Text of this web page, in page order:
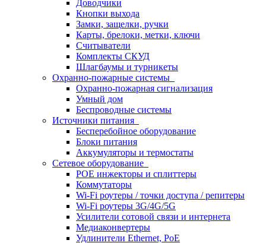
Доводчики
Кнопки выхода
Замки, защелки, ручки
Карты, брелоки, метки, ключи
Считыватели
Комплекты СКУД
Шлагбаумы и турникеты
Охранно-пожарные системы
Охранно-пожарная сигнализация
Умный дом
Беспроводные системы
Источники питания
Бесперебойное оборудование
Блоки питания
Аккумуляторы и термостаты
Сетевое оборудование
POE инжекторы и сплиттеры
Коммутаторы
Wi-Fi роутеры / точки доступа / репитеры
Wi-Fi роутеры 3G/4G/5G
Усилители сотовой связи и интернета
Медиаконвертеры
Удлинители Ethernet, PoE